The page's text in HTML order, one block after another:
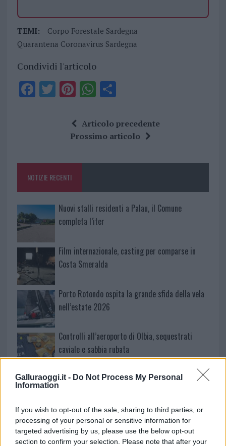
Galluraoggi.it - Do Not Process My Personal
Information
If you wish to opt-out of the sale, sharing to third parties, or
processing of your personal or sensitive information for
targeted advertising by us, please use the below opt-out
section to confirm your selection. Please note that after your
TEMI:
Corpo Forestale Sardegna
Quarantena Coronavirus Sardegna
Condividi l'articolo
F
o
k
T Pi
te
re
W
at
s
p
S
a
re
Articolo precedente
Prossimo articolo
NOTIZIE RECENTI
Nuovi stalli residenti a Palau, il Comune
completa l’iter
Film internazionale, casting per comparse in
Costa Smeralda
Porto Rotondo ospita la grande sfida della vela
nell’estate 2026
Controlli all’aeroporto di Olbia, sequestrati
caviale e sabbia rubata
Migliori cliniche di estetica medicale avanzata
in Europa: classifica dei 5 centri di riferimento
pe…
Incendi, a San Pasquale arriva il Campo Base:
l’inaugurazione